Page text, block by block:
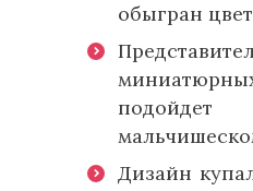
обыгран
Дизайн